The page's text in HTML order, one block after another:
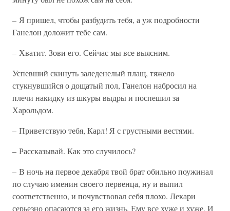
– Я пришел, чтобы разбудить тебя, а уж подробности
Ганелон доложит тебе сам.
– Хватит. Зови его. Сейчас мы все выясним.
Успевший скинуть заледенелый плащ, тяжело
стукнувшийся о дощатый пол, Ганелон набросил на
плечи накидку из шкуры выдры и поспешил за
Харольдом.
– Приветствую тебя, Карл! Я с грустными вестями.
– Рассказывай. Как это случилось?
– В ночь на первое декабря твой брат обильно поужинал
по случаю именин своего первенца, ну и выпил
соответственно, и почувствовал себя плохо. Лекари
серьезно опасаются за его жизнь. Ему все хуже и хуже. И